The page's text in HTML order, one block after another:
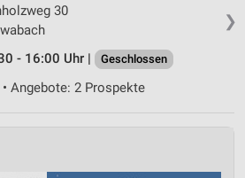
❯
30
- 16:00 Uhr |
Geschlossen
Angebote: 2 Prospekte